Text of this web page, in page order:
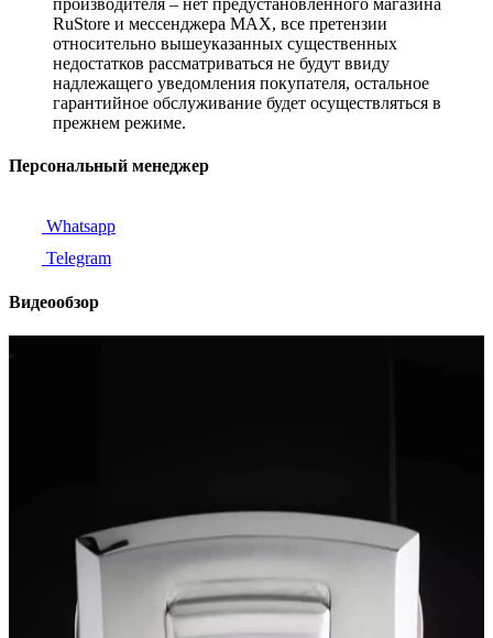
RuStore и мессенджера MAX, все претензии
относительно вышеуказанных существенных
недостатков рассматриваться не будут ввиду
надлежащего уведомления покупателя, остальное
гарантийное обслуживание будет осуществляться в
прежнем режиме.
Персональный менеджер
Whatsapp
Telegram
Видеообзор